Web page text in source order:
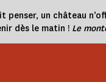
penser, un château
dès le matin ! Le